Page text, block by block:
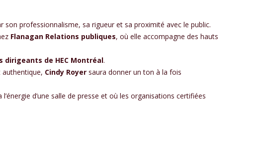
son professionnalisme, sa rigueur et sa proximité avec le public.
Flanagan Relations publiques, où elle accompagne des hauts
dirigeants de HEC Montréal.
authentique, Cindy Royer saura donner un ton à la fois
d’une salle de presse et où les organisations certifiées